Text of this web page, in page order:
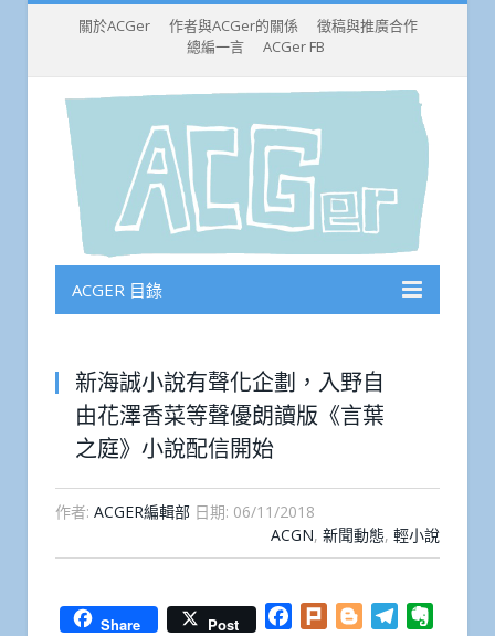
關於ACGer 作者與ACGer的關係
徵稿與推廣合作
總編一言
ACGer FB
ACGER 目錄
新海誠小說有聲化企劃，入野自
由花澤香菜等聲優朗讀版《言葉
之庭》小說配信開始
作者: ACGER編輯部 日期: 06/11/2018
ACGN, 新聞動態, 輕小說
Share Post Facebook
Plurk BloggerTelegram